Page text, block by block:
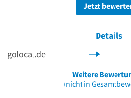
Jetzt
Details
golocal.de
Weitere
(nicht in